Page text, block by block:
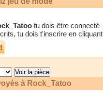
tu dois être connecté
tu dois t'inscrire en cliquant
à Rock_Tatoo